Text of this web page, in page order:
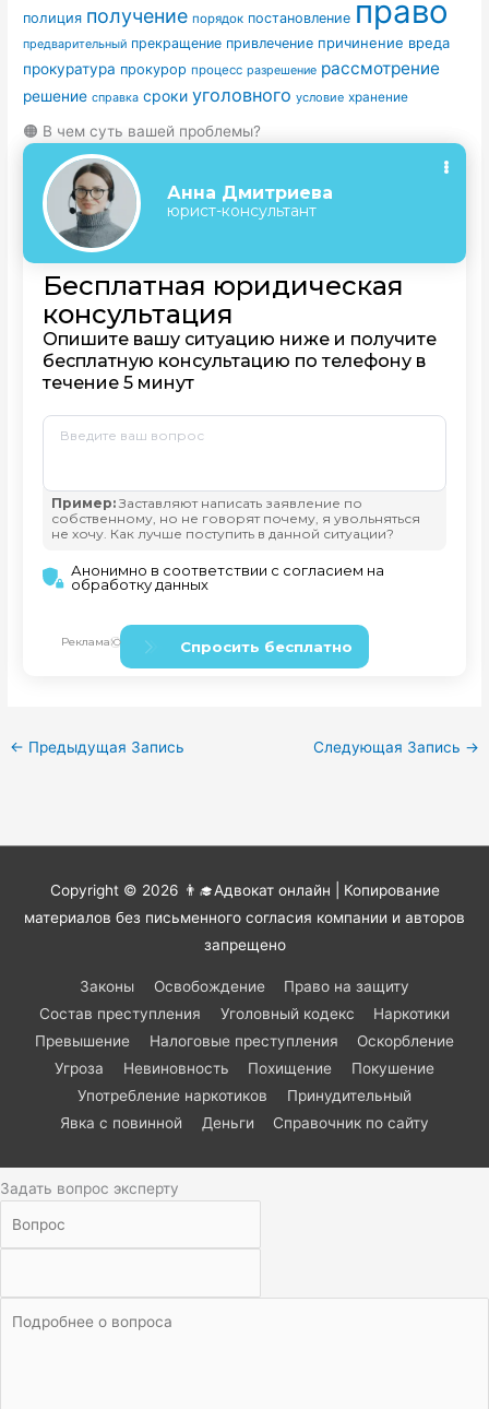
полиция получение порядок постановление право
предварительный прекращение привлечение причинение вреда
прокуратура прокурор процесс разрешение рассмотрение
решение справка сроки уголовного условие хранение
🟠 В чем суть вашей проблемы?
← Предыдущая Запись Следующая Запись →
Copyright © 2026 👨‍🎓Адвокат онлайн | Копирование
материалов без письменного согласия компании и авторов
запрещено
Законы Освобождение
Право на защиту
Состав преступления
Уголовный кодекс
Наркотики
Превышение
Налоговые преступления
Оскорбление
Угроза
Невиновность Похищение
Покушение
Употребление наркотиков
Принудительный
Явка с повинной
Деньги Справочник по сайту
Задать вопрос эксперту